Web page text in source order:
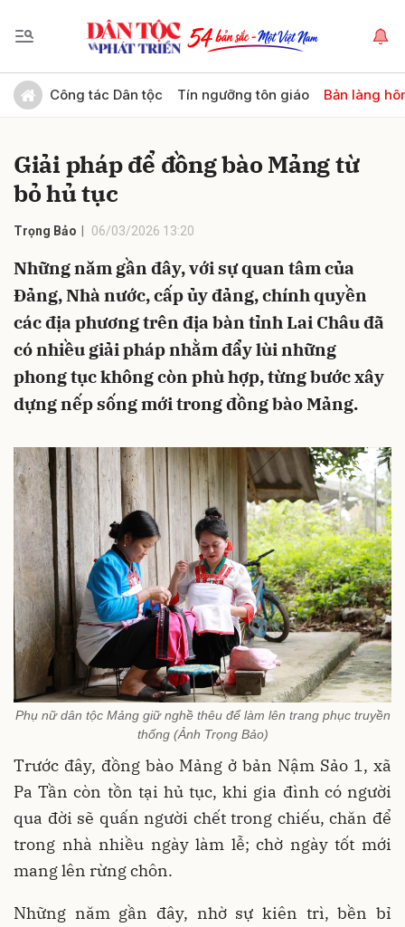
Công tác Dân tộc Tín ngưỡng tôn giáo Bản làng
Giải pháp để đồng bào Mảng từ
bỏ hủ tục
Trọng Bảo 06/03/2026 13:20
Những năm gần đây, với sự quan tâm của
Đảng, Nhà nước, cấp ủy đảng, chính quyền
các địa phương trên địa bàn tỉnh Lai Châu đã
có nhiều giải pháp nhằm đẩy lùi những
phong tục không còn phù hợp, từng bước xây
dựng nếp sống mới trong đồng bào Mảng.
Phụ nữ dân tộc Mảng giữ nghề thêu để làm lên trang phục truyền
thống (Ảnh Trọng Bảo)
Trước đây, đồng bào Mảng ở bản Nậm Sảo 1, xã
Pa Tần còn tồn tại hủ tục, khi gia đình có người
qua đời sẽ quấn người chết trong chiếu, chăn để
trong nhà nhiều ngày làm lễ; chờ ngày tốt mới
mang lên rừng chôn.
Những năm gần đây, nhờ sự kiên trì, bền bỉ
Gửi bình luận
Hủy Gửi